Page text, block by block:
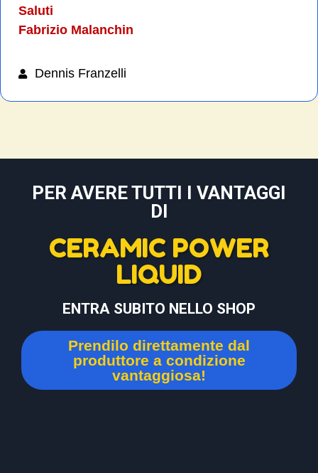
Saluti
Fabrizio Malanchin
Dennis Franzelli
PER AVERE TUTTI I VANTAGGI
DI
CERAMIC POWER
LIQUID
ENTRA SUBITO NELLO SHOP
Prendilo direttamente dal
produttore a condizione
vantaggiosa!